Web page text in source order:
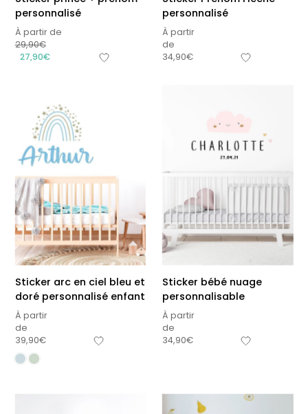
personnalisé
À partir de
29,90€
27,90€
personnalisé
À partir
de
34,90€
Sticker arc en ciel bleu et
doré personnalisé enfant
À partir
de
39,90€
Sticker bébé nuage
personnalisable
À partir
de
34,90€